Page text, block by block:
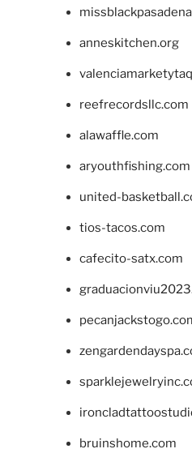
anneskitchen.org
reefrecordsllc.com
alawaffle.com
aryouthfishing.com
united-
tios-tacos.com
cafecito-satx.com
bruinshome.com